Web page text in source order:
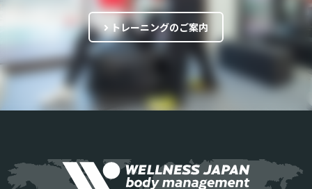
トレーニングのご案内